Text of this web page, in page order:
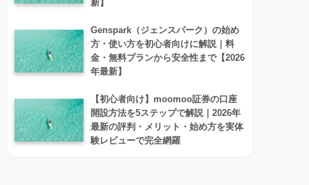
新】
Genspark（ジェンスパーク）の始め
方・使い方を初心者向けに解説｜料
金・無料プランから安全性まで【2026
年最新】
【初心者向け】moomoo証券の口座
開設方法を5ステップで解説｜2026年
最新の評判・メリット・始め方を実体
験レビューで完全網羅